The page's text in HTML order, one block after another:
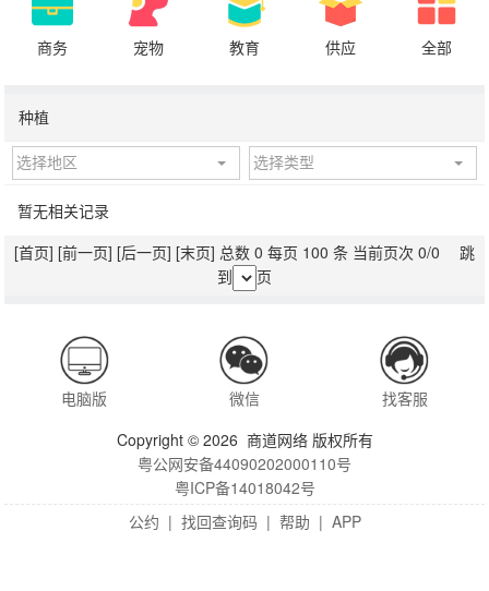
商务 宠物 教育 供应 全部
种植
选择地区 选择类型
暂无相关记录
[首页] [前一页] [后一页] [末页] 总数 0 每页 100 条 当前页次 0/0 跳
到
页
电脑版 微信
找客服
Copyright © 2026 商道网络 版权所有
粤公网安备44090202000110号
粤ICP备14018042号
公约 | 找回查询码 | 帮助 | APP